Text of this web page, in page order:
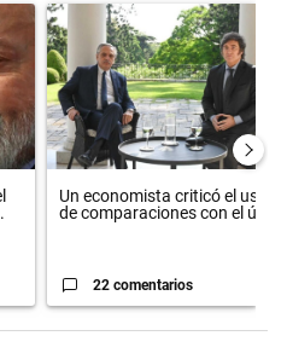
título "Tensión Lula-Milei: “Anular
Un artículo de tendencia con el
Un economista criticó el uso
de comparaciones con el úl...
22 comentarios